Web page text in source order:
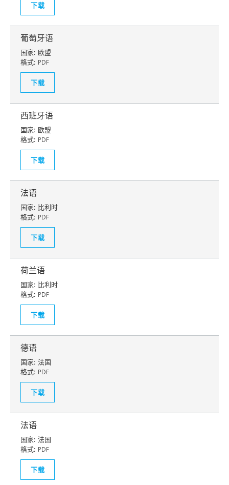
下载
葡萄牙语
国家: 欧盟
格式: PDF
下载
西班牙语
国家: 欧盟
格式: PDF
下载
法语
国家: 比利时
格式: PDF
下载
荷兰语
国家: 比利时
格式: PDF
下载
德语
国家: 法国
格式: PDF
下载
法语
国家: 法国
格式: PDF
下载